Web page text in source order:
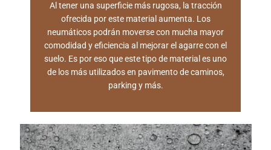
Al tener una superficie más rugosa, la tracción
ofrecida por este material aumenta. Los
neumáticos podrán moverse con mucha mayor
comodidad y eficiencia al mejorar el agarre con el
suelo. Es por eso que este tipo de material es uno
de los más utilizados en pavimento de caminos,
parking y más.